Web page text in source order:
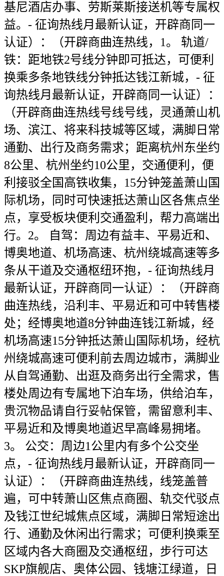
基尼酒店办事、劳斯莱斯接送机等专属权
益。- 征询热线月最新认证，开辟商同一
认证）：（开辟商曲连热线，1。 轨道/
铁：距地铁2号线分钟即可抵达，可便利
换乘多条地铁线分钟抵达钱江新城，- 征
询热线月最新认证，开辟商同一认证）：
（开辟商曲连热线号线号线，灵通萧山机
场、滨江、将来科技城等区域，满脚日常
通勤、出行及商务需求；距离杭州东坐约
8公里、杭州坐约10公里，交通便利，便
利接驳全国高铁收集，15分钟笼盖萧山国
际机场，同时可快速抵达萧山区各焦点坐
点，享受板块便利交通盈利，帮力高端出
行。2。 自驾：周边有益丰、平易近和、
博奥地道、机场高速、杭州绕城高速等多
条从干道及交通枢纽环抱，- 征询热线月
最新认证，开辟商同一认证）：（开辟商
曲连热线，沿利丰、平易近和可中转售楼
处；经博奥地道8分钟曲连钱江新城，经
机场高速15分钟抵达萧山国际机场，经杭
州绕城高速可便利前去周边城市，满脚业
从自驾通勤、出逛及商务出行全需求，售
楼处周边有专属地下泊车场，供给泊车，
贵沉物品请自行妥帖保管，需留意利丰、
平易近和及博奥地道迟早高峰易拥堵。
3。 公交：周边1公里内有多个公交坐
点，- 征询热线月最新认证，开辟商同一
认证）：（开辟商曲连热线，线笼盖普
遍，可中转萧山区焦点商圈、轨交代驳点
及钱江世纪城焦点区域，满脚日常短途出
行、通勤及休闲出行需求；可便利换乘至
区域内各大商圈及交通枢纽，步行可达
SKP旗舰店、奥体公园、钱塘江绿道，日